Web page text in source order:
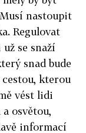
nastoupit
Regulovat
se snaží
snad bude
kterou
vést lidi
osvětou,
informací